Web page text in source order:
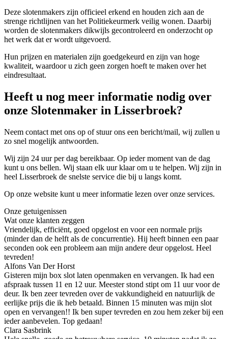
Deze slotenmakers zijn officieel erkend en houden zich aan de
strenge richtlijnen van het Politiekeurmerk veilig wonen. Daarbij
worden de slotenmakers dikwijls gecontroleerd en onderzocht op
het werk dat er wordt uitgevoerd.
Hun prijzen en materialen zijn goedgekeurd en zijn van hoge
kwaliteit, waardoor u zich geen zorgen hoeft te maken over het
eindresultaat.
Heeft u nog meer informatie nodig over
onze Slotenmaker in Lisserbroek?
Neem contact met ons op of stuur ons een bericht/mail, wij zullen u
zo snel mogelijk antwoorden.
Wij zijn 24 uur per dag bereikbaar. Op ieder moment van de dag
kunt u ons bellen. Wij staan elk uur klaar om u te helpen. Wij zijn in
heel Lisserbroek de snelste service die bij u langs komt.
Op onze website kunt u meer informatie lezen over onze services.
Onze getuigenissen
Wat onze klanten zeggen
Vriendelijk, efficiënt, goed opgelost en voor een normale prijs
(minder dan de helft als de concurrentie). Hij heeft binnen een paar
seconden ook een probleem aan mijn andere deur opgelost. Heel
tevreden!
Alfons Van Der Horst
Gisteren mijn box slot laten openmaken en vervangen. Ik had een
afspraak tussen 11 en 12 uur. Meester stond stipt om 11 uur voor de
deur. Ik ben zeer tevreden over de vakkundigheid en natuurlijk de
eerlijke prijs die ik heb betaald. Binnen 15 minuten was mijn slot
open en vervangen!! Ik ben super tevreden en zou hem zeker bij een
ieder aanbevelen. Top gedaan!
Clara Sasbrink